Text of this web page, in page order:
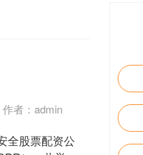
作者：admin
全股票配资公